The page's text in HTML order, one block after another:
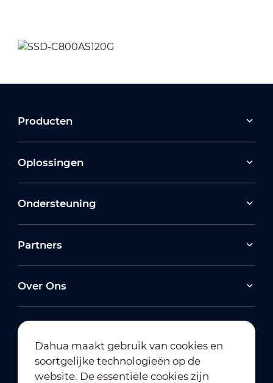
Producten
Oplossingen
Ondersteuning
Partners
Over Ons
Abonneren op nieuwsbrief
Dahua maakt gebruik van cookies en
soortgelijke technologieën op de
website. De essentiële cookies zijn